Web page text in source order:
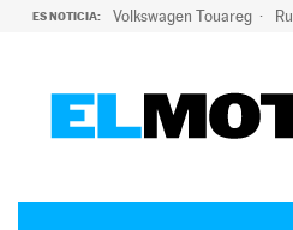
ES NOTICIA: Volkswagen Touareg
ELÉCTRICOS